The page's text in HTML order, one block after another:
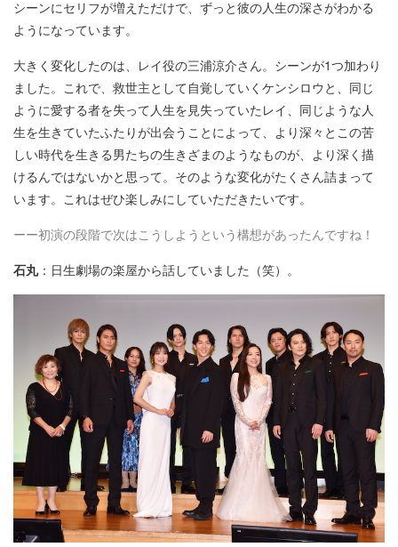
シーンにセリフが増えただけで、ずっと彼の人生の深さがわかる
ようになっています。
大きく変化したのは、レイ役の三浦涼介さん。シーンが1つ加わり
ました。これで、救世主として自覚していくケンシロウと、同じ
ように愛する者を失って人生を見失っていたレイ、同じような人
生を生きていたふたりが出会うことによって、より深々とこの苦
しい時代を生きる男たちの生きざまのようなものが、より深く描
けるんではないかと思って。そのような変化がたくさん詰まって
います。これはぜひ楽しみにしていただきたいです。
ーー初演の段階で次はこうしようという構想があったんですね！
石丸：日生劇場の楽屋から話していました（笑）。